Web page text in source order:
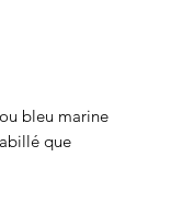
bleu marine
que